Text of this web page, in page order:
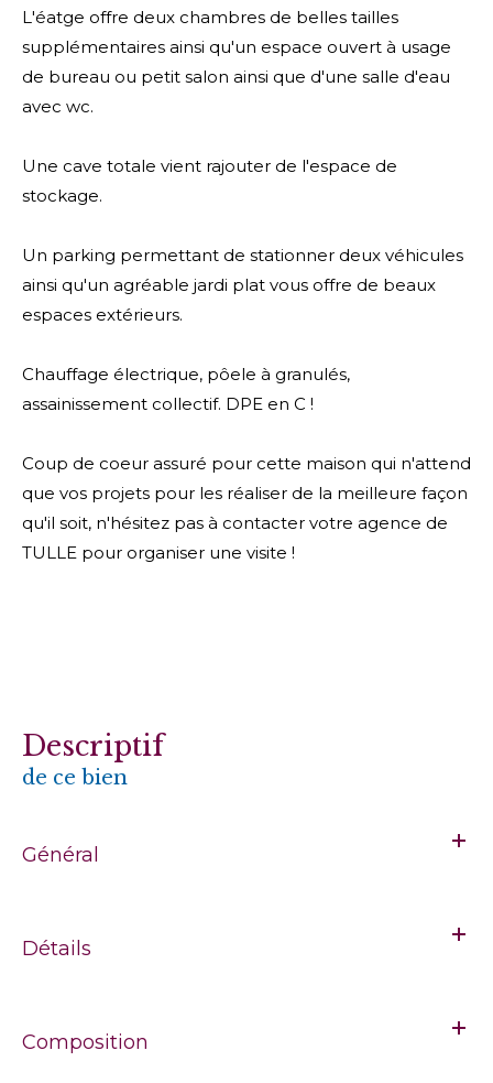
L'éatge offre deux chambres de belles tailles
supplémentaires ainsi qu'un espace ouvert à usage
de bureau ou petit salon ainsi que d'une salle d'eau
avec wc.
Une cave totale vient rajouter de l'espace de
stockage.
Un parking permettant de stationner deux véhicules
ainsi qu'un agréable jardi plat vous offre de beaux
espaces extérieurs.
Chauffage électrique, pôele à granulés,
assainissement collectif. DPE en C !
Coup de coeur assuré pour cette maison qui n'attend
que vos projets pour les réaliser de la meilleure façon
qu'il soit, n'hésitez pas à contacter votre agence de
TULLE pour organiser une visite !
descriptif
de ce bien
Général
Détails
Composition